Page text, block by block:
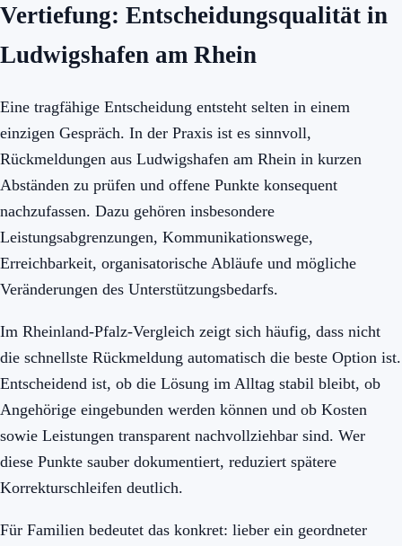
Vertiefung: Entscheidungsqualität in
Ludwigshafen am Rhein
Eine tragfähige Entscheidung entsteht selten in einem
einzigen Gespräch. In der Praxis ist es sinnvoll,
Rückmeldungen aus Ludwigshafen am Rhein in kurzen
Abständen zu prüfen und offene Punkte konsequent
nachzufassen. Dazu gehören insbesondere
Leistungsabgrenzungen, Kommunikationswege,
Erreichbarkeit, organisatorische Abläufe und mögliche
Veränderungen des Unterstützungsbedarfs.
Im Rheinland-Pfalz-Vergleich zeigt sich häufig, dass nicht
die schnellste Rückmeldung automatisch die beste Option ist.
Entscheidend ist, ob die Lösung im Alltag stabil bleibt, ob
Angehörige eingebunden werden können und ob Kosten
sowie Leistungen transparent nachvollziehbar sind. Wer
diese Punkte sauber dokumentiert, reduziert spätere
Korrekturschleifen deutlich.
Für Familien bedeutet das konkret: lieber ein geordneter